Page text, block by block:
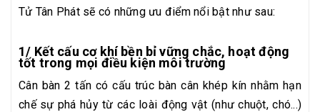
Tử Tân Phát sẽ có những ưu điểm nổi bật như sau:
1/ Kết cấu cơ khí bền bỉ vững chắc, hoạt động
tốt trong mọi điều kiện môi trường
Cân bàn 2 tấn có cấu trúc bàn cân khép kín nhằm hạn
chế sự phá hủy từ các loài động vật (như chuột, chó...)